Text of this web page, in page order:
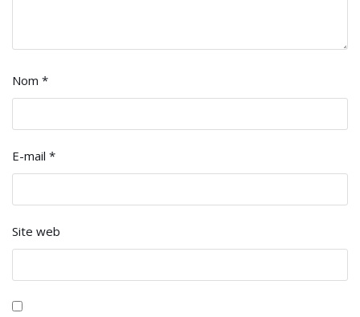
Nom *
E-mail *
Site web